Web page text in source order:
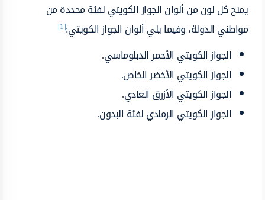
يمنح كل لون من ألوان الجواز الكويتي لفئة محددة من
مواطني الدولة، وفيما يلي ألوان الجواز الكويتي:[1]
الجواز الكويتي الأحمر الدبلوماسي.
الجواز الكويتي الأخضر الخاص.
الجواز الكويتي الأزرق العادي.
الجواز الكويتي الرمادي لفئة البدون.